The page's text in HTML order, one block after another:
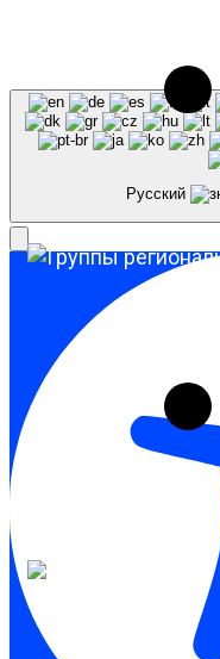
Русский